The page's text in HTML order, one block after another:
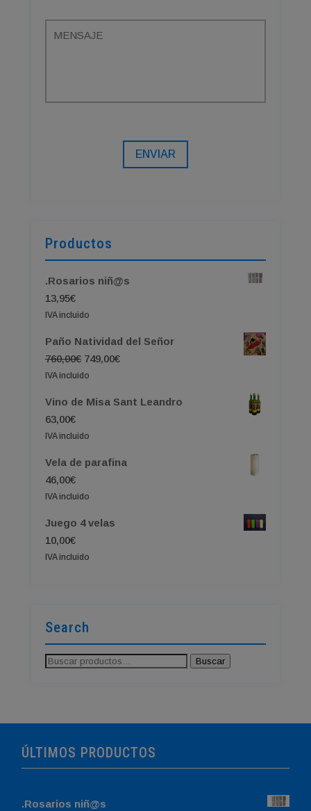
ENVIAR
Productos
.Rosarios niñ@s
13,95€
IVA incluido
Paño Natividad del Señor
760,00€ El
precio
749,00€El
IVA incluido
Vino de Misa Sant Leandro
63,00€
IVA incluido
Vela de parafina
46,00€
IVA incluido
Juego 4 velas
10,00€
IVA incluido
Search
Buscar
Buscar
ÚLTIMOS PRODUCTOS
.Rosarios niñ@s